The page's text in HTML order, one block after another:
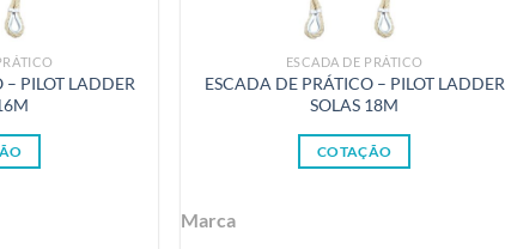
– PILOT LADDER
ESCADA DE PRÁTICO
ESCADA DE PRÁTICO – PILOT LADDER
SOLAS 18M
COTAÇÃO
Marca